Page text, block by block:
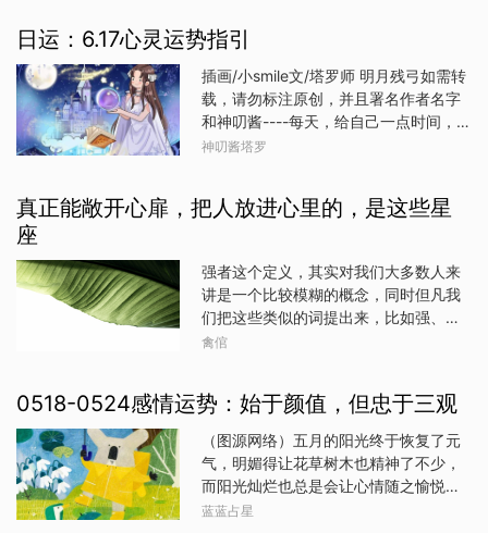
度。在马年全新开局之际，生肖马更是
干劲十足，全身心地投入到工作和事业
中。他们善于把握时机，能够快速适应
市场的变化，凭借灵活的头脑和果断的
决策力，在竞争激烈的商业环境
转，生活的许多领域都充满机会。你可
经放弃的盈利机会。这可能是任何事
情，从投资到销售到商业创意。你可能
认为这不会成功，但三月份的变化需要
你立即采取行动，让事情重新开始——
时，与项目上合作过的某人的互动看起
来“此路不通”，因为你们之间的问题没有
好事，因为它可以让你找到另一个更好
沟通的人。在3月
慢，一些水逆的感觉又开始出现。之前
没有解决好的问题，或者是某些重新联
系的人，又或者是一些萦绕在心头的想
法，不时都会冒出来让我们去面对。而
且速度几乎停滞的水星这一次还受到了
北交点的影响，我们很容易在回顾过去
时浮想联翩，一时又低叹good old days
后，木星也非常难得地接纳了土星。木
星和土星的能量贯通，就像“乐观和古板”
的联合。“乐观和放大”居然和“顽固与收
缩”携手了，可想而之将会有更多的压力
量，乐观和抗衡，都跟钱财、能源、个
人价值、梦想有关，对于个人来说，现
日运：6.17心灵运势指引
插画/小smile文/塔罗师 明月残弓如需转
载，请勿标注原创，并且署名作者名字
和神叨酱----每天，给自己一点时间，静
下来，关注自己的内心。每日心灵指
腾指引】在今天大家如果有空也可以绘
的蓝鹰解析：今天是非常适合你规划一
下未来的一天。只要你静下心来，你能
很清晰的分析和预测出未来会发生什
么，事情会向着什么方面发展！另外在
标后的未来会如何，这对你实现目标也
很有帮助哦！【神谕卡占卜指引】保持
内心安静的状态，在心中默念“6.17，阿
卡西塔罗给予我的指引是什么？”从下面
四张牌中凭感觉选出一张来，切记不可
刻意选择不可反复挑选，选好后下翻查
神叨酱塔罗
真正能敞开心扉，把人放进心里的，是这些星
座
强者这个定义，其实对我们大多数人来
讲是一个比较模糊的概念，同时但凡我
们把这些类似的词提出来，比如强、
弱、高、低、好、坏等等，比较思维就
比某弱就自卑一点点，比较思维，是群
体动物在群体中的一种价值树立、奠
定、显现的逻辑。重要点就因此出现
了，强的程度，弱的程度决定了很多事
情，一个人比你强10倍，你还比吗，一
个人比你强1倍或者2倍，你还要比吗？
禽倌
0518-0524感情运势：始于颜值，但忠于三观
（图源网络）五月的阳光终于恢复了元
气，明媚得让花草树木也精神了不少，
而阳光灿烂也总是会让心情随之愉悦。
虽然它会逐渐地炙热，翻烤我们内心的
蓝蓝占星